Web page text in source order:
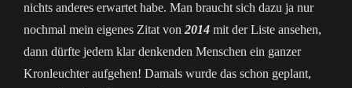
nichts anderes erwartet habe. Man braucht sich dazu ja nur
nochmal mein eigenes Zitat von 2014 mit der Liste ansehen,
dann dürfte jedem klar denkenden Menschen ein ganzer
Kronleuchter aufgehen! Damals wurde das schon geplant,